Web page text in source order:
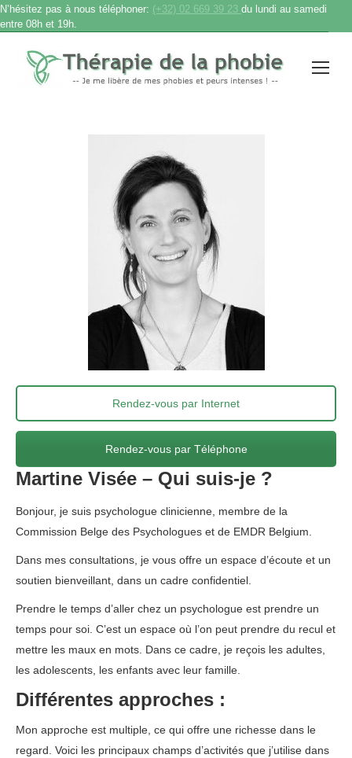
N’hésitez pas à nous téléphoner: (+32) 02 669 39 23 du lundi au samedi
entre 08h et 19h.
Martine Visée – Qui suis-je ?
Bonjour, je suis psychologue clinicienne, membre de la
Commission Belge des Psychologues et de EMDR Belgium.
Dans mes consultations, je vous offre un espace d’écoute et un
soutien bienveillant, dans un cadre confidentiel.
Prendre le temps d’aller chez un psychologue est prendre un
temps pour soi. C’est un espace où l’on peut prendre du recul et
mettre les maux en mots. Dans ce cadre, je reçois les adultes,
les adolescents, les enfants avec leur famille.
Différentes approches :
Mon approche est multiple, ce qui offre une richesse dans le
regard. Voici les principaux champs d’activités que j’utilise dans
Rendez-vous par Internet
Rendez-vous par Téléphone